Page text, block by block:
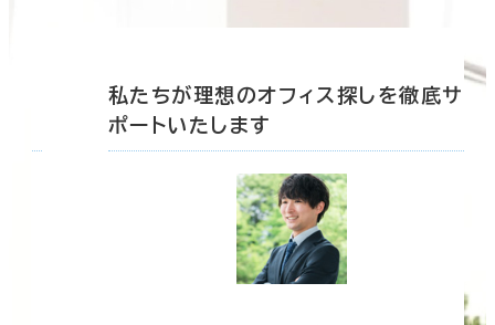
私たちが理想のオフィス探しを徹底サ
ポートいたします